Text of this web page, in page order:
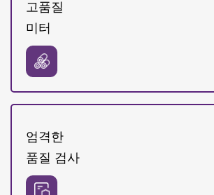
고품질
미터
엄격한
품질 검사